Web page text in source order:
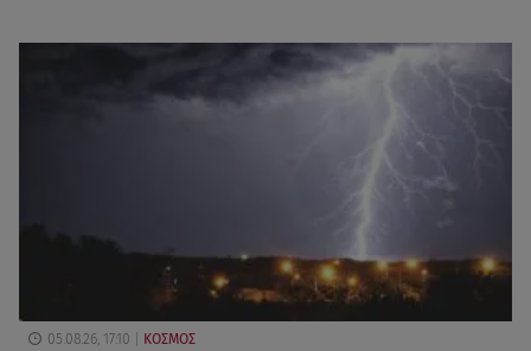
05.08.26, 17:10 ΚΟΣΜΟΣ